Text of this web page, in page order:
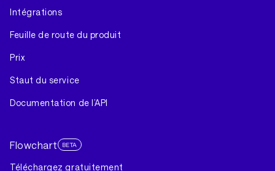
Intégrations
Feuille de route du produit
Prix
Staut du service
Documentation de l’API
Flowchart BETA
Téléchargez gratuitement